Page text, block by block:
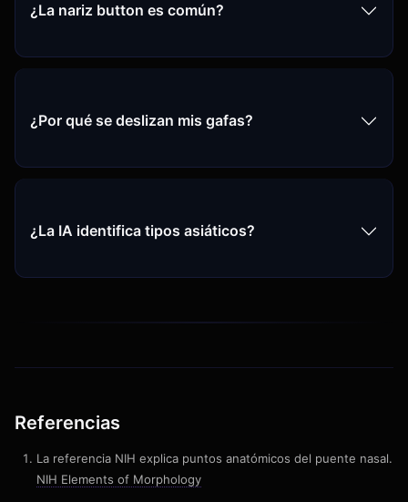
¿La nariz button es común?
¿Por qué se deslizan mis gafas?
¿La IA identifica tipos asiáticos?
Referencias
La referencia NIH explica puntos anatómicos del puente nasal.
NIH Elements of Morphology